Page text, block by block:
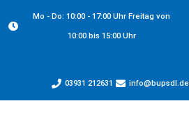
Mo - Do: 10:00 - 17:00 Uhr Freitag von
10:00 bis 15:00 Uhr
03931 212631 info@bupsdl.de